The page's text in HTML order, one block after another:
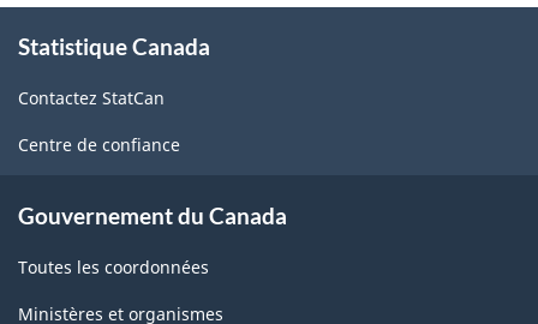
propos
ce
site
Statistique Canada
Contactez StatCan
Centre de confiance
Gouvernement du Canada
Toutes les coordonnées
Ministères et organismes